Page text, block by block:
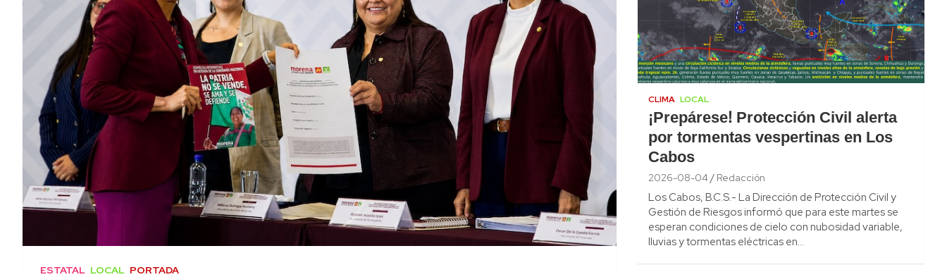
ESTATAL LOCAL PORTADA
CLIMA LOCAL
¡Prepárese! Protección Civil alerta
por tormentas vespertinas en Los
Cabos
2026-08-04 Redacción
Los Cabos, B.C.S.- La Dirección de Protección Civil y
Gestión de Riesgos informó que para este martes se
esperan condiciones de cielo con nubosidad variable,
lluvias y tormentas eléctricas en…